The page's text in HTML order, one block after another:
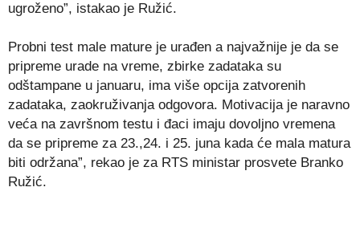
ugroženo”, istakao je Ružić.
Probni test male mature je urađen a najvažnije je da se
pripreme urade na vreme, zbirke zadataka su
odštampane u januaru, ima više opcija zatvorenih
zadataka, zaokruživanja odgovora. Motivacija je naravno
veća na završnom testu i đaci imaju dovoljno vremena
da se pripreme za 23.,24. i 25. juna kada će mala matura
biti održana”, rekao je za RTS ministar prosvete Branko
Ružić.